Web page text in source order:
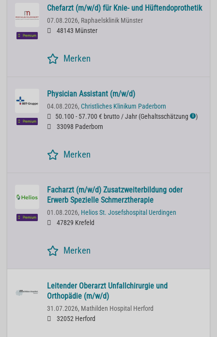
Premium
Chefarzt (m/w/d) für Knie- und Hüftendoprothetik
07.08.2026, Raphaelsklinik Münster
48143 Münster
Merken
Premium
Physician Assistant (m/w/d)
04.08.2026, Christliches Klinikum Paderborn
50.100 - 57.700 € brutto / Jahr (Gehaltsschätzung ℹ )
33098 Paderborn
Merken
Premium
Facharzt (m/w/d) Zusatzweiterbildung oder
Erwerb Spezielle Schmerztherapie
01.08.2026, Helios St. Josefshospital Uerdingen
47829 Krefeld
Merken
Leitender Oberarzt Unfallchirurgie und
Orthopädie (m/w/d)
31.07.2026, Mathilden Hospital Herford
32052 Herford